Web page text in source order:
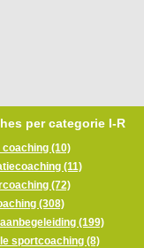
per categorie I-R
coaching (10)
(11)
(72)
(308)
(199)
sportcoaching (8)